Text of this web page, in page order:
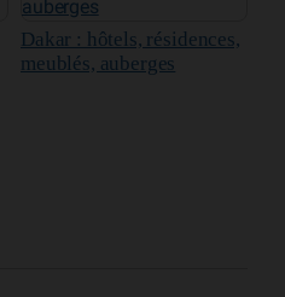
Dakar : hôtels, résidences,
meublés, auberges